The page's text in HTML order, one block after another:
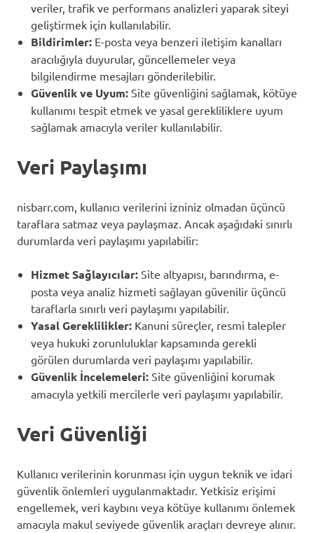
veriler, trafik ve performans analizleri yaparak siteyi
geliştirmek için kullanılabilir.
Bildirimler: E-posta veya benzeri iletişim kanalları
aracılığıyla duyurular, güncellemeler veya
bilgilendirme mesajları gönderilebilir.
Güvenlik ve Uyum: Site güvenliğini sağlamak, kötüye
kullanımı tespit etmek ve yasal gerekliliklere uyum
sağlamak amacıyla veriler kullanılabilir.
Veri Paylaşımı
nisbarr.com, kullanıcı verilerini izniniz olmadan üçüncü
taraflara satmaz veya paylaşmaz. Ancak aşağıdaki sınırlı
durumlarda veri paylaşımı yapılabilir:
Hizmet Sağlayıcılar: Site altyapısı, barındırma, e-
posta veya analiz hizmeti sağlayan güvenilir üçüncü
taraflarla sınırlı veri paylaşımı yapılabilir.
Yasal Gereklilikler: Kanuni süreçler, resmi talepler
veya hukuki zorunluluklar kapsamında gerekli
görülen durumlarda veri paylaşımı yapılabilir.
Güvenlik İncelemeleri: Site güvenliğini korumak
amacıyla yetkili mercilerle veri paylaşımı yapılabilir.
Veri Güvenliği
Kullanıcı verilerinin korunması için uygun teknik ve idari
güvenlik önlemleri uygulanmaktadır. Yetkisiz erişimi
engellemek, veri kaybını veya kötüye kullanımı önlemek
amacıyla makul seviyede güvenlik araçları devreye alınır.